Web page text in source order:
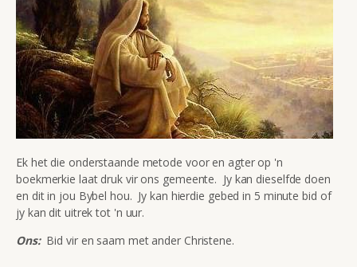
Ek het die onderstaande metode voor en agter op 'n
boekmerkie laat druk vir ons gemeente. Jy kan dieselfde doen
en dit in jou Bybel hou. Jy kan hierdie gebed in 5 minute bid of
jy kan dit uitrek tot 'n uur.
Ons:Bid vir en saam met ander Christene.